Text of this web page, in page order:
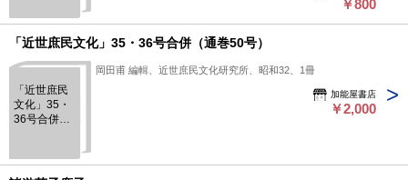
￥800
「近世庶民文化」35・36号合併（通巻50号）
「近世庶民
文化」35・
36号合併
岡田甫 編輯、近世庶民文化研究所、昭和32、1冊
加能屋書店
￥2,000